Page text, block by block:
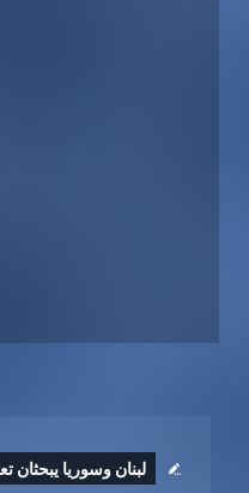
لبنان وسوريا يبحثان